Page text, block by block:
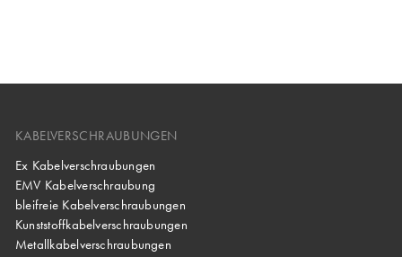
KABELVERSCHRAUBUNGEN
Ex Kabelverschraubungen
EMV Kabelverschraubung
bleifreie Kabelverschraubungen
Kunststoffkabelverschraubungen
Metallkabelverschraubungen